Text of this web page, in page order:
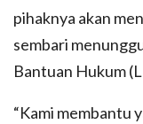
pihaknya akan
sembari
Bantuan Hukum
“Kami membantu